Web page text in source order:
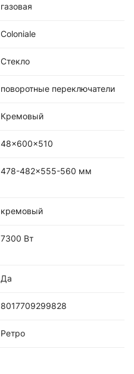
газовая
Coloniale
Стекло
поворотные переключатели
Кремовый
48x600x510
478-482x555-560 мм
кремовый
7300 Вт
Да
8017709299828
Ретро